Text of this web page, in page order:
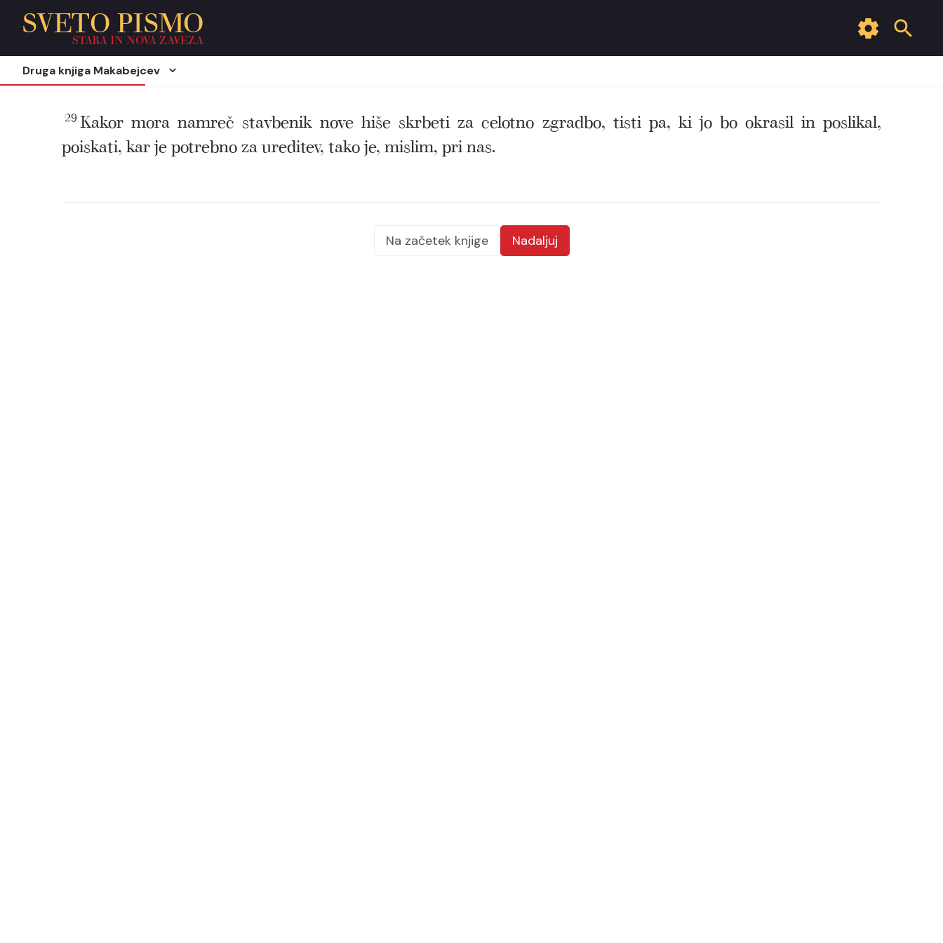
SVETO PISMO
STARA IN NOVA ZAVEZA
Druga knjiga Makabejcev
29 Kakor mora namreč stavbenik nove hiše skrbeti za celotno zgradbo, tisti pa, ki jo bo okrasil in poslikal,
poiskati, kar je potrebno za ureditev, tako je, mislim, pri nas.
Na začetek knjige Nadaljuj